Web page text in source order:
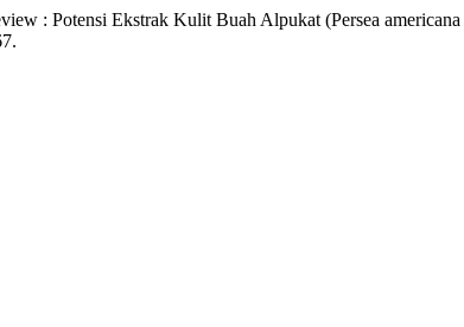
: Potensi Ekstrak Kulit Buah Alpukat (Persea